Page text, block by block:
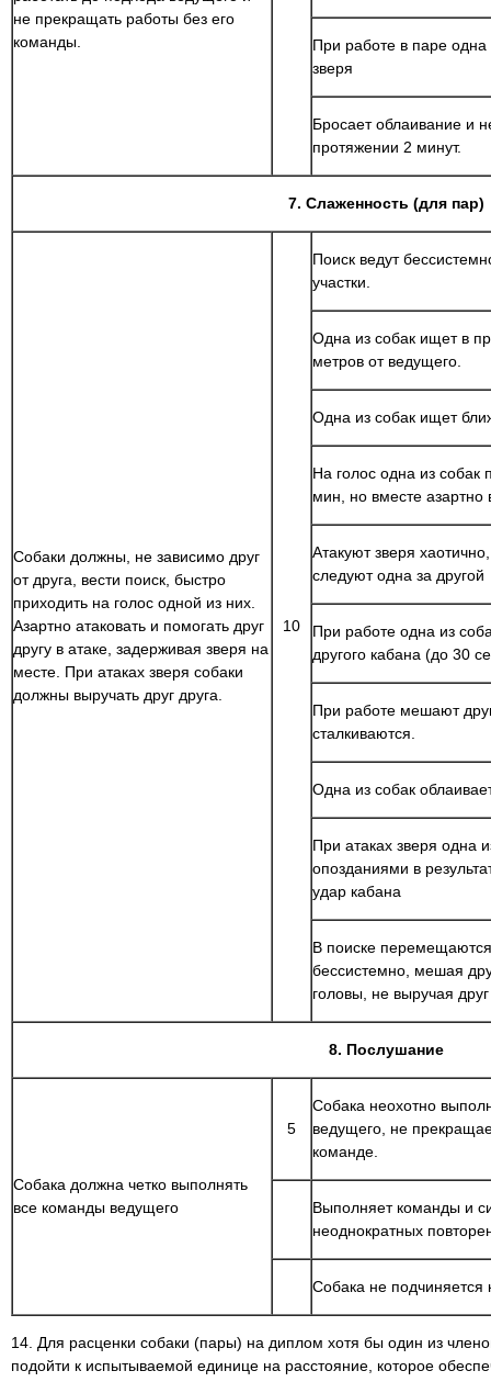
не прекращать работы без его
команды.
При работе в паре одна
зверя
Бросает облаивание и
протяжении 2 минут.
7. Слаженность (для пар)
Собаки должны, не зависимо друг
от друга, вести поиск, быстро
приходить на голос одной из них.
Азартно атаковать и помогать друг
другу в атаке, задерживая зверя на
месте. При атаках зверя собаки
должны выручать друг друга.
10
Поиск ведут
участки.
Одна из собак ищет в
метров от ведущего.
Одна из собак ищет
На голос одна из собак
мин, но вместе азартно
Атакуют зверя
следуют одна за другой
При работе одна из
другого кабана (до 30
При работе мешают
сталкиваются.
Одна из собак
При атаках зверя одна
опозданиями в
удар кабана
В поиске
бессистемно, мешая
головы, не выручая
8. Послушание
Собака должна четко выполнять
все команды ведущего
5
Собака неохотно
ведущего, не
команде.
Выполняет команды и
неоднократных
Собака не
14. Для расценки собаки (пары) на диплом хотя бы один из
подойти к испытываемой единице на расстояние, которое